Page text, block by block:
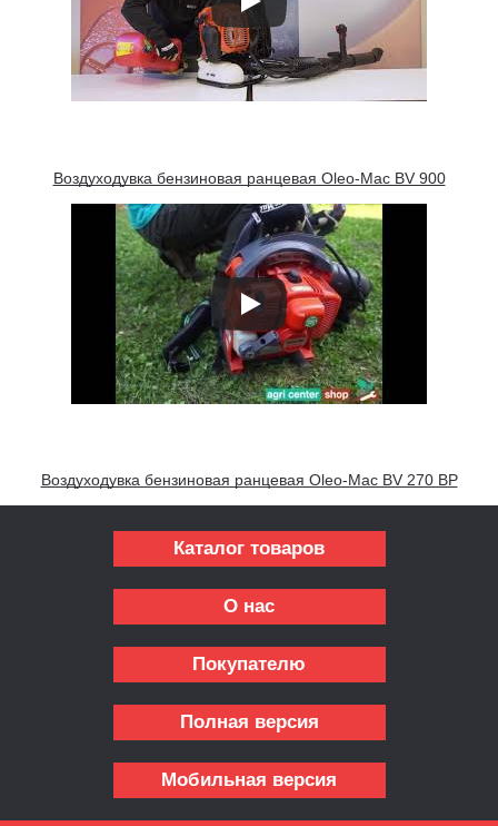
Воздуходувка бензиновая ранцевая Oleo-Mac BV 900
Воздуходувка бензиновая ранцевая Oleo-Mac BV 270 BP
Каталог товаров
О нас
Покупателю
Полная версия
Мобильная версия